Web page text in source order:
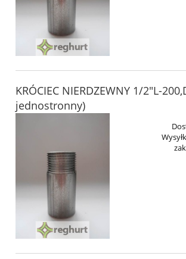
KRÓCIEC NIERDZEWNY 1/2"L-
jednostronny)